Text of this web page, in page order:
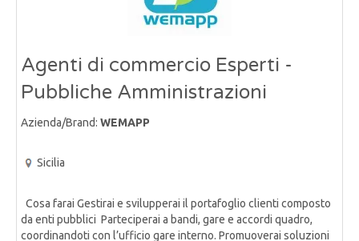
Agenti di commercio Esperti -
Pubbliche Amministrazioni
Azienda/Brand: WEMAPP
Sicilia
Cosa farai Gestirai e svilupperai il portafoglio clienti composto
da enti pubblici Parteciperai a bandi, gare e accordi quadro,
coordinandoti con l’ufficio gare interno. Promuoverai soluzioni